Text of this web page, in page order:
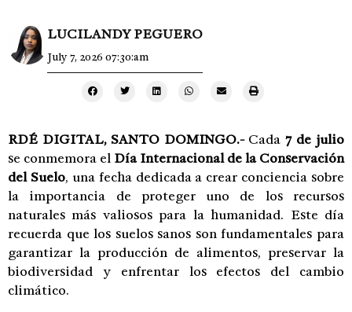
LUCILANDY PEGUERO
July 7, 2026 07:30:am
RDÉ DIGITAL, SANTO DOMINGO.- Cada 7 de julio
se conmemora el Día Internacional de la Conservación
del Suelo, una fecha dedicada a crear conciencia sobre
la importancia de proteger uno de los recursos
naturales más valiosos para la humanidad. Este día
recuerda que los suelos sanos son fundamentales para
garantizar la producción de alimentos, preservar la
biodiversidad y enfrentar los efectos del cambio
climático.